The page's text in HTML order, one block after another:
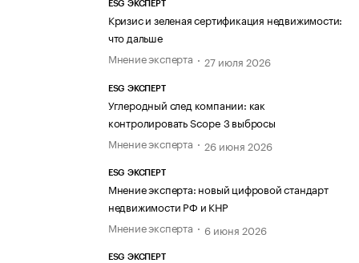
ESG ЭКСПЕРТ
Кризис и зеленая сертификация недвижимости:
что дальше
Мнение эксперта
27 июля 2026
ESG ЭКСПЕРТ
Углеродный след компании: как
контролировать Scope 3 выбросы
Мнение эксперта
26 июня 2026
ESG ЭКСПЕРТ
Мнение эксперта: новый цифровой стандарт
недвижимости РФ и КНР
Мнение эксперта
6 июня 2026
ESG ЭКСПЕРТ